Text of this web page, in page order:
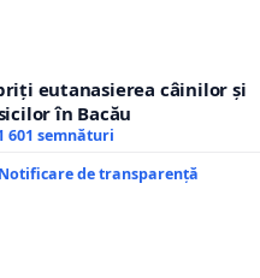
eutanasierea câinilor și
în Bacău
601 semnături
Notificare de transparență